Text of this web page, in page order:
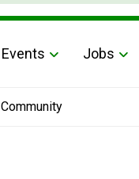
Events Jobs
Community